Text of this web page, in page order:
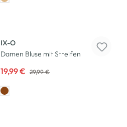
IX-O
Damen Bluse mit Streifen
19,99 € 29,99 €